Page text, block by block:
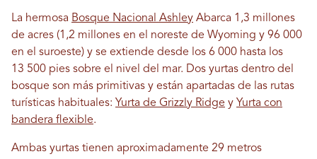
La hermosa Bosque Nacional Ashley Abarca 1,3 millones
de acres (1,2 millones en el noreste de Wyoming y 96 000
en el suroeste) y se extiende desde los 6 000 hasta los
13 500 pies sobre el nivel del mar. Dos yurtas dentro del
bosque son más primitivas y están apartadas de las rutas
turísticas habituales: Yurta de Grizzly Ridge y Yurta con
bandera flexible.
Ambas yurtas tienen aproximadamente 29 metros